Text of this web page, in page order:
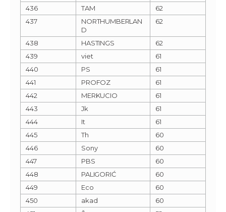
436 TAM
62
437
NORTHUMBERLAN
D
62
438 HASTINGS
62
439
viet
61
440
PS
61
441
PROFOZ
61
442
MERKUCIO
61
443
Jk
61
444
It
61
445
Th
60
446
Sony
60
447
PBS
60
448
PALIGORIĆ
60
449
Eco
60
450
akad
60